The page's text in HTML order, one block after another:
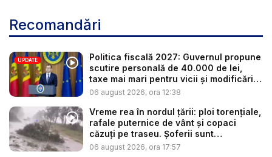
Recomandări
UPDATE
Politica fiscală 2027: Guvernul propune
scutire personală de 40.000 de lei,
taxe mai mari pentru vicii și modificări
l...
06 august 2026, ora 12:38
Vreme rea în nordul țării: ploi torențiale,
rafale puternice de vânt și copaci
căzuți pe traseu. Șoferii sunt
îndemnaț...
06 august 2026, ora 17:57